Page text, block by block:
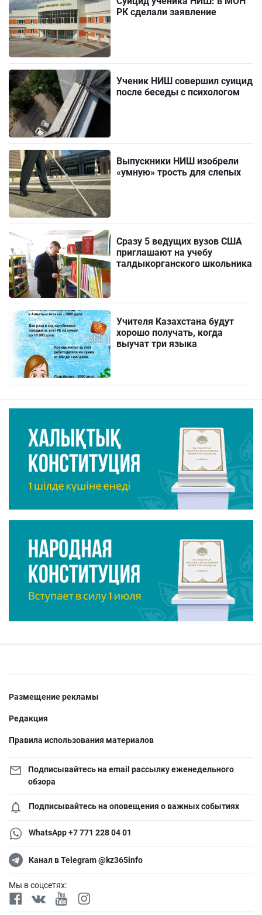
РК сделали заявление
Ученик НИШ совершил суицид
после беседы с психологом
Выпускники НИШ изобрели
«умную» трость для слепых
Сразу 5 ведущих вузов США
приглашают на учебу
талдыкорганского школьника
Учителя Казахстана будут
хорошо получать, когда
выучат три языка
Размещение рекламы
Редакция
Правила использования материалов
Подписывайтесь на email рассылку еженедельного
обзора
Подписывайтесь на оповещения о важных событиях
WhatsApp +7 771 228 04 01
Канал в Telegram @kz365info
Мы в соцсетях: